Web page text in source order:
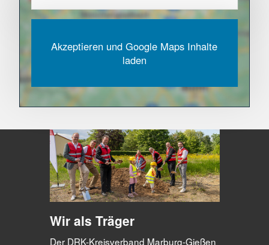
Akzeptieren und Google Maps Inhalte
laden
Wir als Träger
Der DRK-Kreisverband Marburg-Gießen